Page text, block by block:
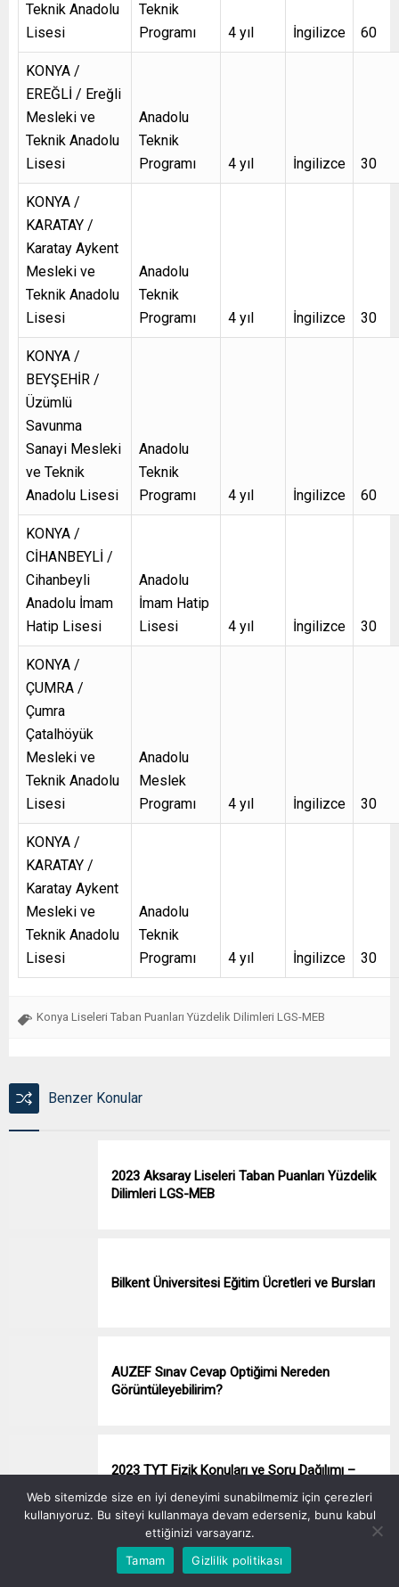
Teknik Anadolu
Lisesi
Teknik
Programı
4 yıl İngilizce 60
KONYA /
EREĞLİ / Ereğli
Mesleki ve
Teknik Anadolu
Lisesi
Anadolu
Teknik
Programı
4 yıl İngilizce 30
KONYA /
KARATAY /
Karatay Aykent
Mesleki ve
Teknik Anadolu
Lisesi
Anadolu
Teknik
Programı
4 yıl İngilizce 30
KONYA /
BEYŞEHİR /
Üzümlü
Savunma
Sanayi Mesleki
ve Teknik
Anadolu Lisesi
Anadolu
Teknik
Programı
4 yıl İngilizce 60
KONYA /
CİHANBEYLİ /
Cihanbeyli
Anadolu İmam
Hatip Lisesi
Anadolu
İmam Hatip
Lisesi
4 yıl İngilizce 30
KONYA /
ÇUMRA /
Çumra
Çatalhöyük
Mesleki ve
Teknik Anadolu
Lisesi
Anadolu
Meslek
Programı
4 yıl İngilizce 30
KONYA /
KARATAY /
Karatay Aykent
Mesleki ve
Teknik Anadolu
Lisesi
Anadolu
Teknik
Programı
4 yıl İngilizce 30
Konya Liseleri Taban Puanları Yüzdelik Dilimleri LGS-MEB
Benzer Konular
2023 Aksaray Liseleri Taban Puanları Yüzdelik
Dilimleri LGS-MEB
Bilkent Üniversitesi Eğitim Ücretleri ve Bursları
AUZEF Sınav Cevap Optiğimi Nereden
Görüntüleyebilirim?
2023 TYT Fizik Konuları ve Soru Dağılımı –
İstanbul Üniversitesi AUZEF 4 Yanlış 1
Web sitemizde size en iyi deneyimi sunabilmemiz için çerezleri
kullanıyoruz. Bu siteyi kullanmaya devam ederseniz, bunu kabul
ettiğinizi varsayarız.
Tamam
Gizlilik politikası